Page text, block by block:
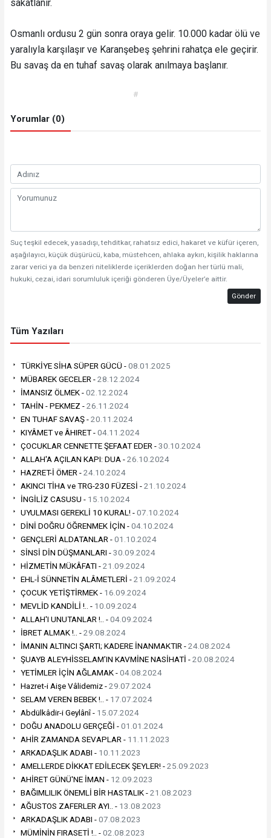
sakatlanır.
Osmanlı ordusu 2 gün sonra oraya gelir. 10.000 kadar ölü ve
yaralıyla karşılaşır ve Karanşebeş şehrini rahatça ele geçirir.
Bu savaş da en tuhaf savaş olarak anılmaya başlanır.
#
Yorumlar (0)
Suç teşkil edecek, yasadışı, tehditkar, rahatsız edici, hakaret ve küfür içeren,
aşağılayıcı, küçük düşürücü, kaba, müstehcen, ahlaka aykırı, kişilik haklarına
zarar verici ya da benzeri niteliklerde içeriklerden doğan her türlü mali,
hukuki, cezai, idari sorumluluk içeriği gönderen Üye/Üyeler’e aittir.
Gönder
Tüm Yazıları
TÜRKİYE SİHA SÜPER GÜCÜ -08.01.2025
MÜBAREK GECELER -28.12.2024
İMANSIZ ÖLMEK -02.12.2024
TAHİN - PEKMEZ -26.11.2024
EN TUHAF SAVAŞ -20.11.2024
KIYÂMET ve ÂHIRET -04.11.2024
ÇOCUKLAR CENNETTE ŞEFAAT EDER -30.10.2024
ALLAH'A AÇILAN KAPI: DUA -26.10.2024
HAZRET-İ ÖMER -24.10.2024
AKINCI TİHA ve TRG-230 FÜZESİ -21.10.2024
İNGİLİZ CASUSU - 15.10.2024
UYULMASI GEREKLİ 10 KURAL! -07.10.2024
DİNİ DOĞRU ÖĞRENMEK İÇİN -04.10.2024
GENÇLERİ ALDATANLAR -01.10.2024
SİNSİ DİN DÜŞMANLARI -30.09.2024
HİZMETİN MÜKÂFATI -21.09.2024
EHL-İ SÜNNETİN ALÂMETLERİ -21.09.2024
ÇOCUK YETİŞTİRMEK - 16.09.2024
MEVLİD KANDİLİ !.. - 10.09.2024
ALLAH'I UNUTANLAR !.. -04.09.2024
İBRET ALMAK !.. -29.08.2024
İMANIN ALTINCI ŞARTI; KADERE İNANMAKTIR -24.08.2024
ŞUAYB ALEYHİSSELAM’IN KAVMİNE NASİHATİ -20.08.2024
YETİMLER İÇİN AĞLAMAK -04.08.2024
Hazret-i Aişe Vâlidemiz -29.07.2024
SELAM VEREN BEBEK !.. - 17.07.2024
Abdülkâdir-i Geylânî - 15.07.2024
DOĞU ANADOLU GERÇEĞİ -01.01.2024
AHİR ZAMANDA SEVAPLAR - 11.11.2023
ARKADAŞLIK ADABI - 10.11.2023
AMELLERDE DİKKAT EDİLECEK ŞEYLER! -25.09.2023
AHİRET GÜNÜ'NE İMAN - 12.09.2023
BAĞIMLILIK ÖNEMLİ BİR HASTALIK -21.08.2023
AĞUSTOS ZAFERLER AYI.. - 13.08.2023
ARKADAŞLIK ADABI -07.08.2023
MÜMİNİN FIRASETİ !.. -02.08.2023